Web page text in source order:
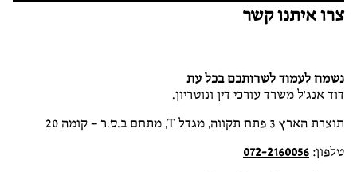
צרו איתנו קשר
נשמח לעמוד לשרותכם בכל עת
דוד אנג'ל משרד עורכי דין ונוטריון.
תוצרת הארץ 3 פתח תקווה, מגדל T, מתחם ב.ס.ר – קומה 20
טלפון: 072-2160056